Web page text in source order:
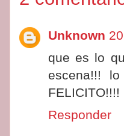
Unknown
que es lo
escena!!!
FELICITO!!!!
Responder